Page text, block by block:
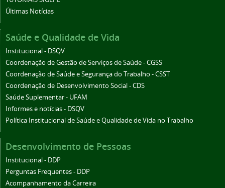
Últimas Notícias
Saúde e Qualidade de Vida
Institucional - DSQV
Coordenação de Gestão de Serviços de Saúde - CGSS
Coordenação de Saúde e Segurança do Trabalho - CSST
Coordenação de Desenvolvimento Social - CDS
Saúde Suplementar - UFAM
Informes e notícias - DSQV
Política Institucional de Saúde e Qualidade de Vida no Trabalho
Desenvolvimento de Pessoas
Institucional - DDP
Perguntas Frequentes - DDP
Acompanhamento da Carreira